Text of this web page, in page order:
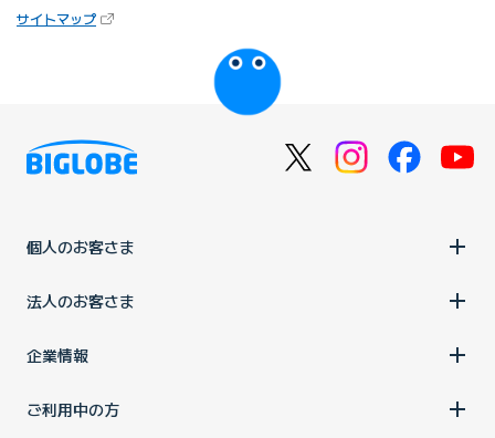
サイトマップ（新しいタブで開きます）
びっぷるのページ
個人のお客さま
法人のお客さま
企業情報
ご利用中の方